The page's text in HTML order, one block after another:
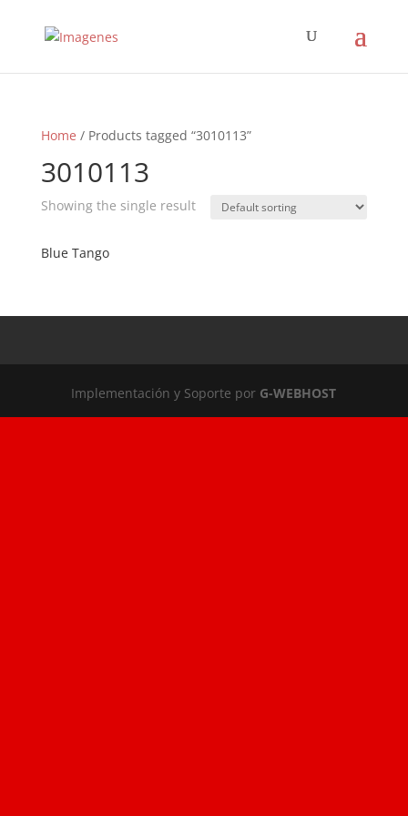
Home / Products tagged “3010113”
3010113
Showing the single result
Blue Tango
Implementación y Soporte por G-WEBHOST